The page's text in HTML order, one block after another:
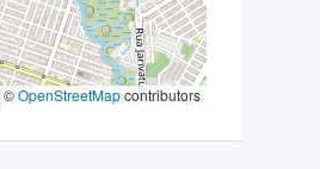
©OpenStreetMapcontributors